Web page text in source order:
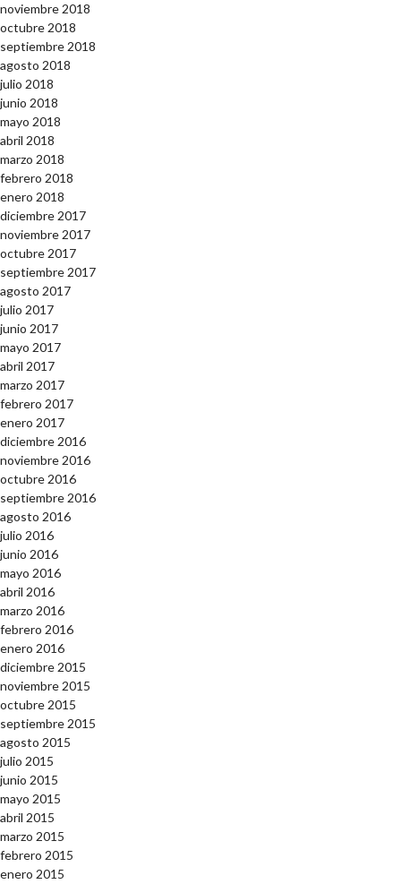
noviembre 2018
octubre 2018
septiembre 2018
agosto 2018
julio 2018
junio 2018
mayo 2018
abril 2018
marzo 2018
febrero 2018
enero 2018
diciembre 2017
noviembre 2017
octubre 2017
septiembre 2017
agosto 2017
julio 2017
junio 2017
mayo 2017
abril 2017
marzo 2017
febrero 2017
enero 2017
diciembre 2016
noviembre 2016
octubre 2016
septiembre 2016
agosto 2016
julio 2016
junio 2016
mayo 2016
abril 2016
marzo 2016
febrero 2016
enero 2016
diciembre 2015
noviembre 2015
octubre 2015
septiembre 2015
agosto 2015
julio 2015
junio 2015
mayo 2015
abril 2015
marzo 2015
febrero 2015
enero 2015